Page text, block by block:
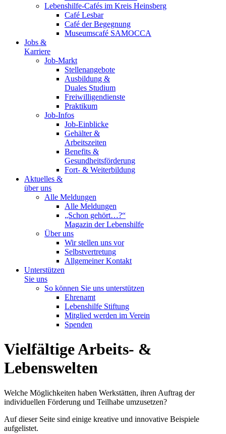
Lebenshilfe-Cafés im Kreis Heinsberg
Café Lesbar
Café der Begegnung
Museumscafé SAMOCCA
Jobs &
Karriere
Job-Markt
Stellenangebote
Ausbildung &
Duales Studium
Freiwilligendienste
Praktikum
Job-Infos
Job-Einblicke
Gehälter &
Arbeitszeiten
Benefits &
Gesundheitsförderung
Fort- & Weiterbildung
Aktuelles &
über uns
Alle Meldungen
Alle Meldungen
„Schon gehört…?“
Magazin der Lebenshilfe
Über uns
Wir stellen uns vor
Selbstvertretung
Allgemeiner Kontakt
Unterstützen
Sie uns
So können Sie uns unterstützen
Ehrenamt
Lebenshilfe Stiftung
Mitglied werden im Verein
Spenden
Vielfältige Arbeits- &
Lebenswelten
Welche Möglichkeiten haben Werkstätten, ihren Auftrag der
individuellen Förderung und Teilhabe umzusetzen?
Auf dieser Seite sind einige kreative und innovative Beispiele
aufgelistet.